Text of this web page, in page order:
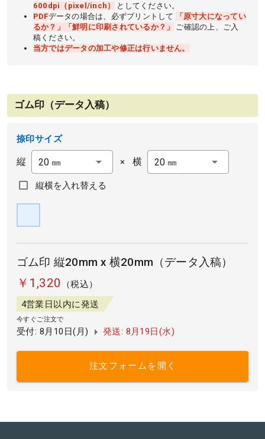
600dpi（pixel/inch）
としてください。
PDFデータの場合は、必ずプリントして
「原寸大になってい
るか？」「鮮明に印刷されているか？」
ご確認の上、ご入
稿ください。
当方ではデータの加工や修正は行いません。
ゴム印（データ入稿）
捺印サイズ
縦 20 ㎜ × 横 20 ㎜
縦横を入れ替える
ゴム印 縦20mm x 横20mm（データ入稿）
￥1,320
（税込）
4営業日以内に発送
今すぐご注文で
受付: 8月10日(月) 発送: 8月19日(水)
注文フォームを開く